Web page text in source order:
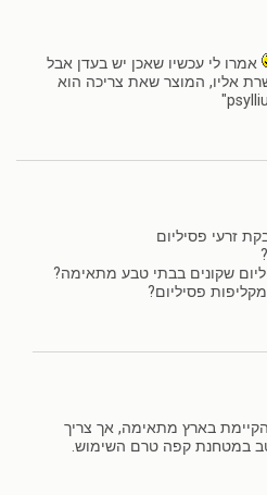
אמרו לי עכשיו שאכן יש בעדן אבל
אליו, המוצר שאת צריכה הוא
זרעי פסיליום
שקונים בבתי טבע מתאימה?
פסיליום?
בארץ מתאימה, אך צריך
במטחנת קפה טרם השימוש.